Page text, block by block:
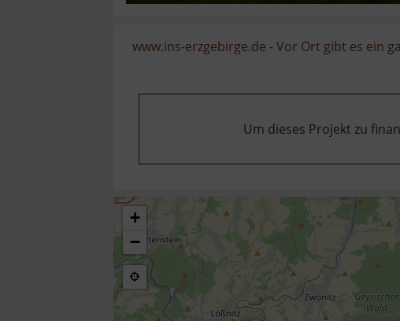
www.ins-erzgebirge.de -Vor Ort gibt es ein
Um dieses Projekt zu
+
−